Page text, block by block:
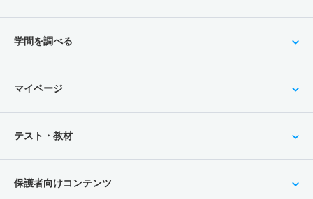
学問を調べる
マイページ
テスト・教材
保護者向けコンテンツ